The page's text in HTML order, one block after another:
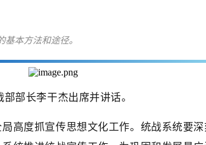
本方法和途径。
部长李干杰出席并讲话。
高度抓宣传思想文化工作。统战系统要